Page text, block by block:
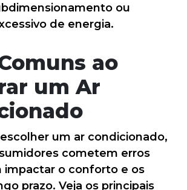
ou
de energia.
ao
um Ar
um ar condicionado,
cometem erros
impactar o conforto e os
prazo. Veja os principais